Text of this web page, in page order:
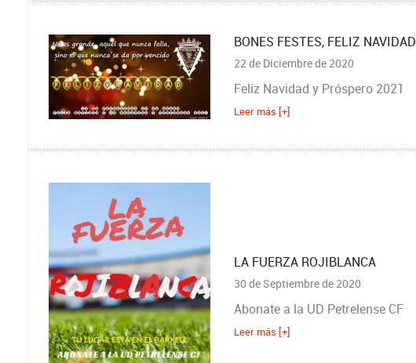
BONES FESTES, FELIZ NAVIDAD
22 de Diciembre de 2020
Feliz Navidad y Próspero 2021
Leer más [+]
LA FUERZA ROJIBLANCA
30 de Septiembre de 2020
Abonate a la UD Petrelense CF
Leer más [+]